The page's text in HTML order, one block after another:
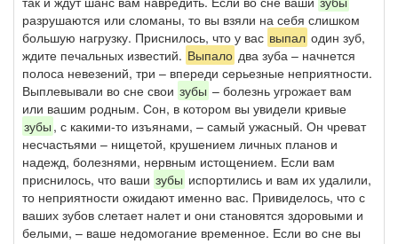
разрушаются или сломаны, то вы взяли на себя слишком
большую нагрузку. Приснилось, что у вас выпал один зуб,
ждите печальных известий. Выпало два зуба – начнется
полоса невезений, три – впереди серьезные неприятности.
Выплевывали во сне свои зубы – болезнь угрожает вам
или вашим родным. Сон, в котором вы увидели кривые
зубы , с какими-то изъянами, – самый ужасный. Он чреват
несчастьями – нищетой, крушением личных планов и
надежд, болезнями, нервным истощением. Если вам
приснилось, что ваши зубы испортились и вам их удалили,
то неприятности ожидают именно вас. Привиделось, что с
ваших зубов слетает налет и они становятся здоровыми и
белыми, – ваше недомогание временное. Если во сне вы